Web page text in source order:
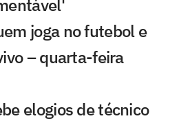
joga no futebol e
– quarta-feira
elogios de técnico